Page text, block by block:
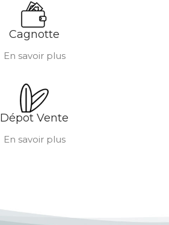
Cagnotte
En savoir plus
Dépot Vente
En savoir plus